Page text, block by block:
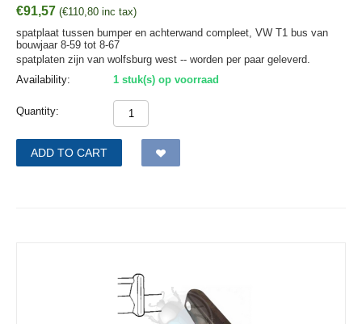
€91,57 (€110,80 inc tax)
spatplaat tussen bumper en achterwand compleet, VW T1 bus van
bouwjaar 8-59 tot 8-67
spatplaten zijn van wolfsburg west -- worden per paar geleverd.
Availability:
1 stuk(s) op voorraad
Quantity:
ADD TO CART